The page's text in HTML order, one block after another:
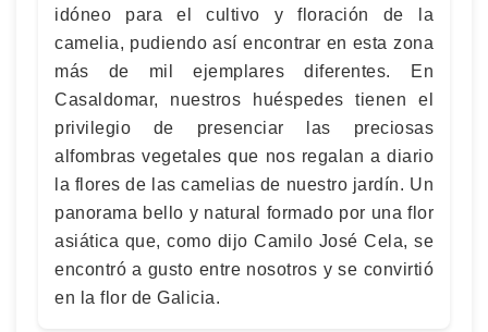
idóneo para el cultivo y floración de la
camelia, pudiendo así encontrar en esta zona
más de mil ejemplares diferentes. En
Casaldomar, nuestros huéspedes tienen el
privilegio de presenciar las preciosas
alfombras vegetales que nos regalan a diario
la flores de las camelias de nuestro jardín. Un
panorama bello y natural formado por una flor
asiática que, como dijo Camilo José Cela, se
encontró a gusto entre nosotros y se convirtió
en la flor de Galicia.